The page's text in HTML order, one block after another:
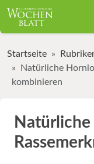
Startseite
Natürliche
kombinieren